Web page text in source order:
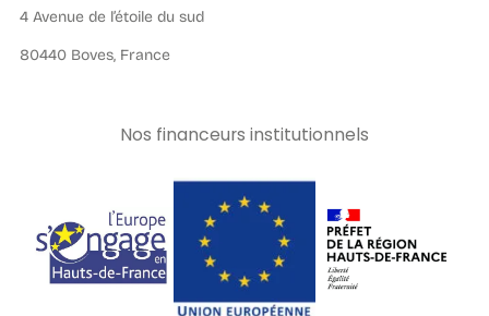
4 Avenue de l’étoile du sud
80440 Boves, France
Nos financeurs institutionnels